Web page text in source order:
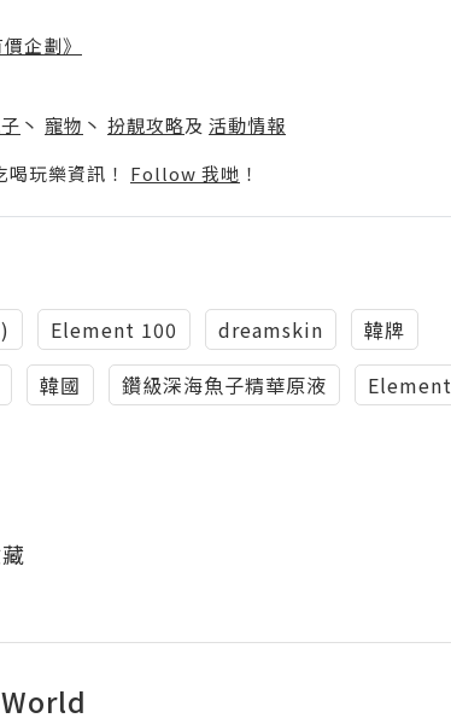
企劃》
丶 寵物 丶 扮靚攻略及 活動情報
玩樂資訊！ Follow 我哋 ！
Element 100 dreamskin
韓牌
韓國 鑽級深海魚子精華原液